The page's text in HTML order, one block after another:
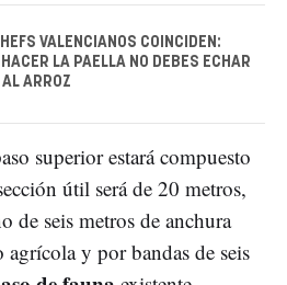
VALENCIANOS COINCIDEN:
HACER LA PAELLA NO DEBES ECHAR
ARROZ
superior estará compuesto
útil será de 20 metros,
de seis metros de anchura
agrícola y por bandas de seis